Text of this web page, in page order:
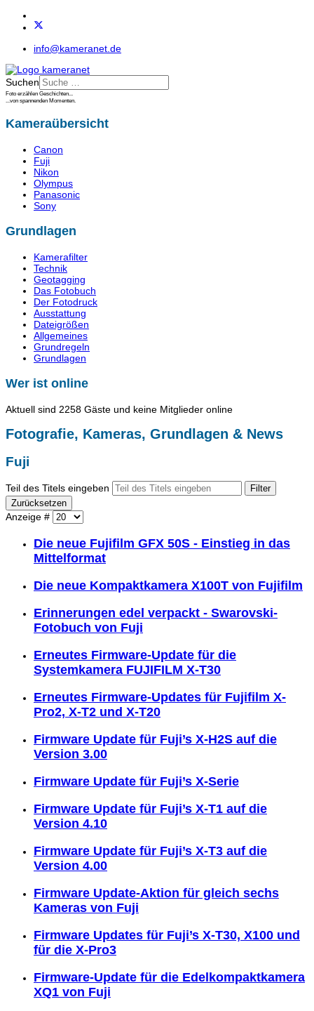
info@kameranet.de
Suchen
Foto erzählen Geschichten...
...von spannenden Momenten.
Kameraübersicht
Canon
Fuji
Nikon
Olympus
Panasonic
Sony
Grundlagen
Kamerafilter
Technik
Geotagging
Das Fotobuch
Der Fotodruck
Ausstattung
Dateigrößen
Allgemeines
Grundregeln
Grundlagen
Wer ist online
Aktuell sind 2258 Gäste und keine Mitglieder online
Fotografie, Kameras, Grundlagen & News
Fuji
Teil des Titels eingeben
Filter
Zurücksetzen
Anzeige #
Die neue Fujifilm GFX 50S - Einstieg in das
Mittelformat
Die neue Kompaktkamera X100T von Fujifilm
Erinnerungen edel verpackt - Swarovski-
Fotobuch von Fuji
Erneutes Firmware-Update für die
Systemkamera FUJIFILM X-T30
Erneutes Firmware-Updates für Fujifilm X-
Pro2, X-T2 und X-T20
Firmware Update für Fuji’s X-H2S auf die
Version 3.00
Firmware Update für Fuji’s X-Serie
Firmware Update für Fuji’s X-T1 auf die
Version 4.10
Firmware Update für Fuji’s X-T3 auf die
Version 4.00
Firmware Update-Aktion für gleich sechs
Kameras von Fuji
Firmware Updates für Fuji’s X-T30, X100 und
für die X-Pro3
Firmware-Update für die Edelkompaktkamera
XQ1 von Fuji